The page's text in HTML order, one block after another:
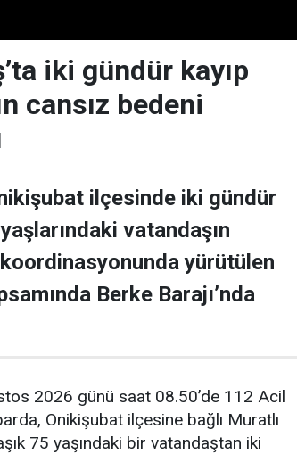
iki gündür kayıp
cansız bedeni
ilçesinde iki gündür
vatandaşın
yürütülen
Berke Barajı’nda
2026 günü saat 08.50’de 112 Acil
Onikişubat ilçesine bağlı Muratlı
75 yaşındaki bir vatandaştan iki